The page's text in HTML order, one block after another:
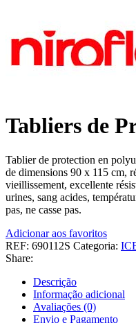
Tabliers de
Tablier de protection en
de dimensions 90 x 115 cm,
vieillissement, excellente
urines, sang acides,
pas, ne casse pas.
Adicionar aos favoritos
REF: 690112S Categoria:
Share:
Descrição
Informação adicional
Avaliações (0)
Envio e Pagamento